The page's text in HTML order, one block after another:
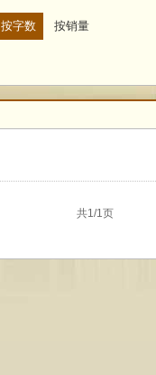
按字数 按销量
共1/1页